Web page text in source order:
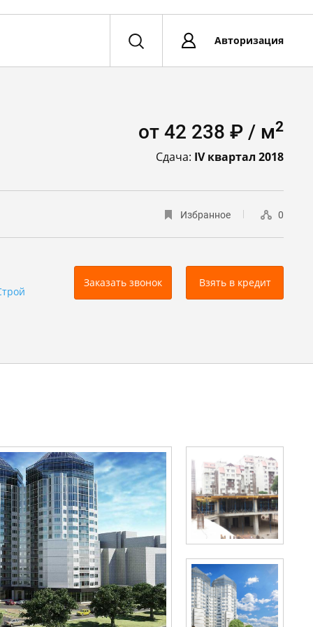
Авторизация
от 42 238 ₽ / м2
Сдача: IV квартал 2018
0
Избранное
Заказать звонок Взять в кредит